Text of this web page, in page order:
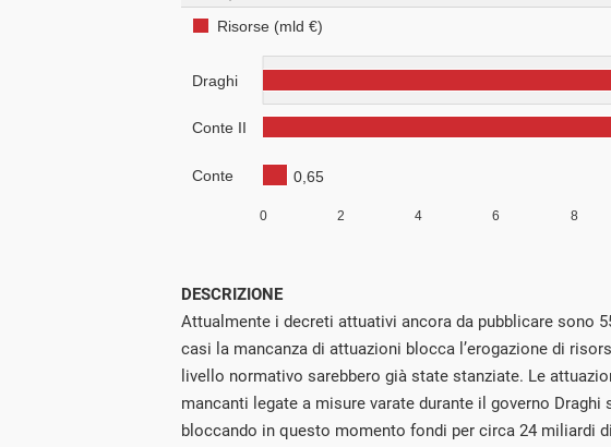
DESCRIZIONE
Attualmente i decreti attuativi ancora da pubblicare sono
casi la mancanza di attuazioni blocca l’erogazione di
livello normativo sarebbero già state stanziate. Le
mancanti legate a misure varate durante il governo Draghi
bloccando in questo momento fondi per circa 24 miliardi